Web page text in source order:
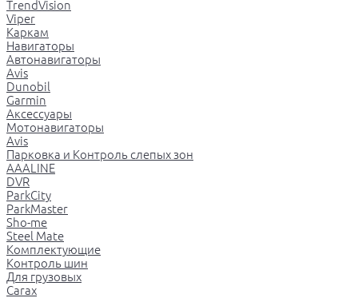
TrendVision
Viper
Каркам
Навигаторы
Автонавигаторы
Avis
Dunobil
Garmin
Аксессуары
Мотонавигаторы
Avis
Парковка и Контроль слепых зон
AAALINE
DVR
ParkCity
ParkMaster
Sho-me
Steel Mate
Комплектующие
Контроль шин
Для грузовых
Carax